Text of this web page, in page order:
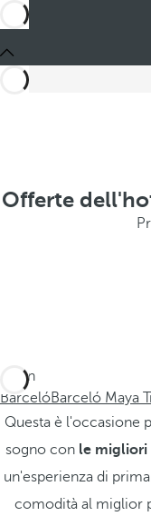
Offerte
Sei in
BarcelóBarceló Maya
Questa è l'occasione
sogno con le migliori
un'esperienza di
comodità al miglior